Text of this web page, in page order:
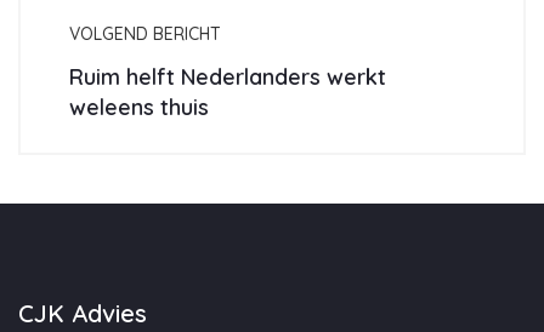
VOLGEND BERICHT
Ruim helft Nederlanders werkt
weleens thuis
CJK Advies